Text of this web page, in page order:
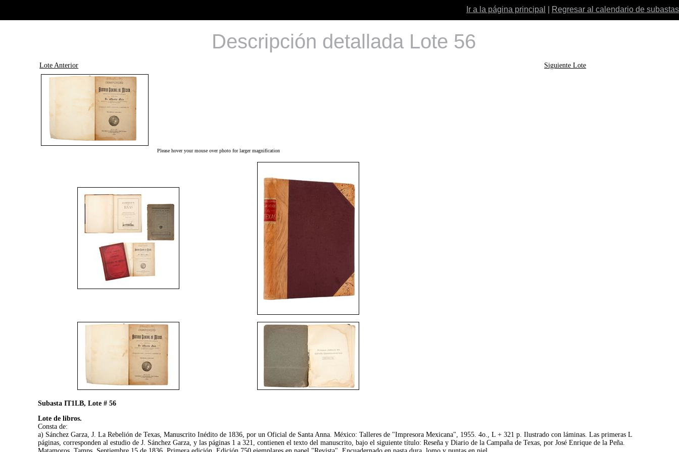
Ir a la página principal Regresar al calendario de subastas
Descripción detallada Lote 56
Lote Anterior Siguiente Lote
Please hover your mouse over photo for larger magnification
Subasta IT1LB, Lote # 56
Lote de libros.
Consta de:
a) Sánchez Garza, J. La Rebelión de Texas, Manuscrito Inédito de 1836, por un Oficial de Santa Anna. México: Talleres de "Impresora Mexicana", 1955. 4o., L + 321 p. Ilustrado con láminas. Las primeras L
páginas, corresponden al estudio de J. Sánchez Garza, y las páginas 1 a 321, contienen el texto del manuscrito, bajo el siguiente título: Reseña y Diario de la Campaña de Texas, por José Enrique de la Peña.